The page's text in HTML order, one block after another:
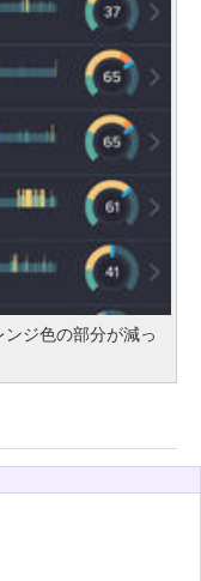
ジ色の部分が減っ